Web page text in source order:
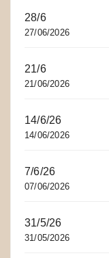
28/6
27/06/2026
21/6
21/06/2026
14/6/26
14/06/2026
7/6/26
07/06/2026
31/5/26
31/05/2026